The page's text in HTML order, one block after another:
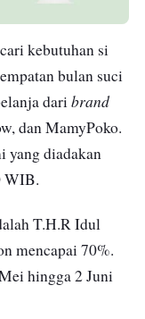
kebutuhan si
bulan suci
daribrand
dan MamyPoko.
yang diadakan
WIB.
T.H.R Idul
mencapai 70%.
hingga 2 Juni